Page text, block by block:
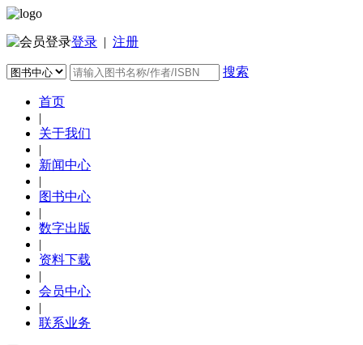
登录 | 注册
搜索
首页
|
关于我们
|
新闻中心
|
图书中心
|
数字出版
|
资料下载
|
会员中心
|
联系业务